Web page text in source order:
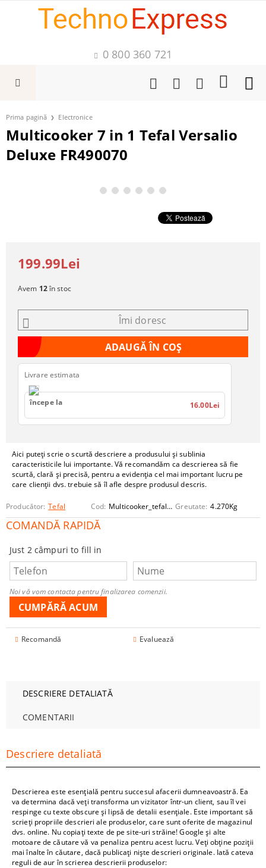
0 800 360 721
Prima pagină Electronice
Multicooker 7 in 1 Tefal Versalio
Deluxe FR490070
Aici puteți scrie o scurtă descriere a produsului și sublinia
caracteristicile lui importante. Vă recomandăm ca descrierea să fie
scurtă, clară și precisă, pentru a evidenția cel mai important lucru pe
care clienții dvs. trebuie să îl afle despre produsul descris.
Producător: Tefal Cod: Multicooker_tefal7in1 Greutate: 4.270Kg
COMANDĂ RAPIDĂ
Just 2 câmpuri to fill in
Noi vă vom contacta pentru finalizarea comenzii.
Recomandă Evaluează
199.99Lei
Avem 12în stoc
Îmi doresc
Livrare estimata
începe la 16.00Lei
DESCRIERE DETALIATĂ
COMENTARII
Descriere detaliată
Descrierea este esențială pentru succesul afacerii dumneavoastră. Ea
va determina dacă veți transforma un vizitator într-un client, sau îl vei
respinge cu texte obscure și lipsă de detalii esențiale. Este important să
scrieți propriile descrieri ale produselor, care sunt oferite de magazinul
dvs. online. Nu copiați texte de pe site-uri străine! Google și alte
motoare de căutare vă va penaliza pentru acest lucru. Veți obține poziții
mai înalte în căutare, dacă publicați niște descrieri originale. Iată cateva
reguli de aur în scrierea descrierii produselor: